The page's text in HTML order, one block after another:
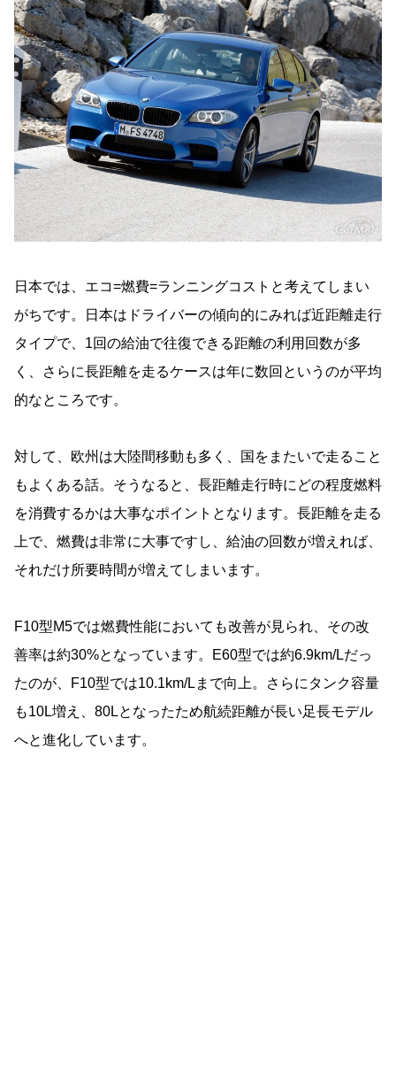
日本では、エコ=燃費=ランニングコストと考えてしまい
がちです。日本はドライバーの傾向的にみれば近距離走行
タイプで、1回の給油で往復できる距離の利用回数が多
く、さらに長距離を走るケースは年に数回というのが平均
的なところです。
対して、欧州は大陸間移動も多く、国をまたいで走ること
もよくある話。そうなると、長距離走行時にどの程度燃料
を消費するかは大事なポイントとなります。長距離を走る
上で、燃費は非常に大事ですし、給油の回数が増えれば、
それだけ所要時間が増えてしまいます。
F10型M5では燃費性能においても改善が見られ、その改
善率は約30%となっています。E60型では約6.9km/Lだっ
たのが、F10型では10.1km/Lまで向上。さらにタンク容量
も10L増え、80Lとなったため航続距離が長い足長モデル
へと進化しています。